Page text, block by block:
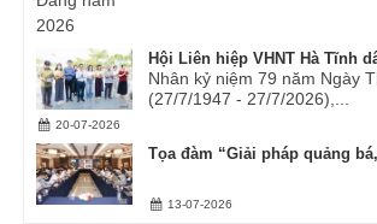
Hội Liên hiệp VHNT Hà Tĩnh
Nhân kỷ niệm 79 năm Ngày
(27/7/1947 - 27/7/2026),...
20-07-2026
Tọa đàm “Giải pháp quảng
13-07-2026